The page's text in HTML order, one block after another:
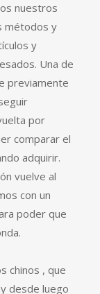
nuestros
métodos y
y
Una de
previamente
por
comparar el
adquirir.
vuelve al
con un
poder que
chinos , que
desde luego